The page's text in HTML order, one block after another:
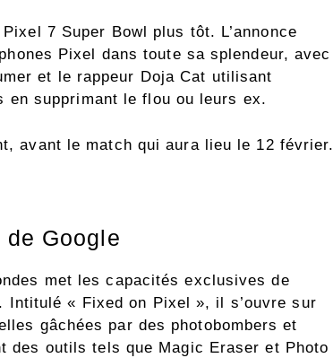
7 Super Bowl plus tôt. L’annonce
Pixel dans toute sa splendeur, avec
et le rappeur Doja Cat utilisant
en supprimant le flou ou leurs ex.
avant le match qui aura lieu le 12 février.
Google
met les capacités exclusives de
Intitulé « Fixed on Pixel », il s’ouvre sur
gâchées par des photobombers et
des outils tels que Magic Eraser et Photo